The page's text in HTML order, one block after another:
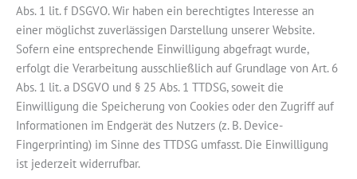
Abs. 1 lit. f DSGVO. Wir haben ein berechtigtes Interesse an
einer möglichst zuverlässigen Darstellung unserer Website.
Sofern eine entsprechende Einwilligung abgefragt wurde,
erfolgt die Verarbeitung ausschließlich auf Grundlage von Art. 6
Abs. 1 lit. a DSGVO und § 25 Abs. 1 TTDSG, soweit die
Einwilligung die Speicherung von Cookies oder den Zugriff auf
Informationen im Endgerät des Nutzers (z. B. Device-
Fingerprinting) im Sinne des TTDSG umfasst. Die Einwilligung
ist jederzeit widerrufbar.